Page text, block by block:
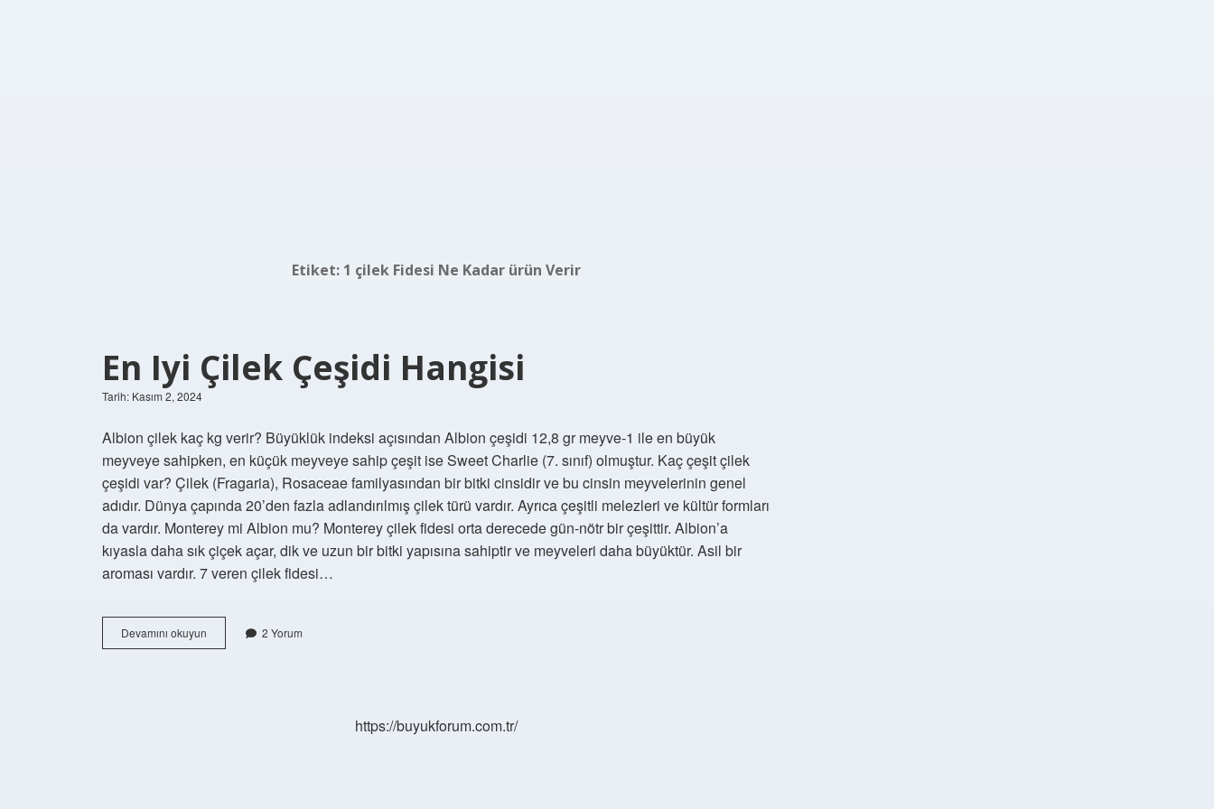
Etiket: 1 çilek Fidesi Ne Kadar ürün Verir
En Iyi Çilek Çeşidi Hangisi
Tarih: Kasım 2, 2024
Albion çilek kaç kg verir? Büyüklük indeksi açısından Albion çeşidi 12,8 gr meyve-1 ile en büyük
meyveye sahipken, en küçük meyveye sahip çeşit ise Sweet Charlie (7. sınıf) olmuştur. Kaç çeşit çilek
çeşidi var? Çilek (Fragaria), Rosaceae familyasından bir bitki cinsidir ve bu cinsin meyvelerinin genel
adıdır. Dünya çapında 20’den fazla adlandırılmış çilek türü vardır. Ayrıca çeşitli melezleri ve kültür formları
da vardır. Monterey mi Albion mu? Monterey çilek fidesi orta derecede gün-nötr bir çeşittir. Albion’a
kıyasla daha sık çiçek açar, dik ve uzun bir bitki yapısına sahiptir ve meyveleri daha büyüktür. Asil bir
aroması vardır. 7 veren çilek fidesi…
Devamını okuyun
Iyi
2 Yorum
https://buyukforum.com.tr/